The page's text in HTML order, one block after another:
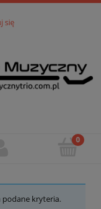
się
podane kryteria.